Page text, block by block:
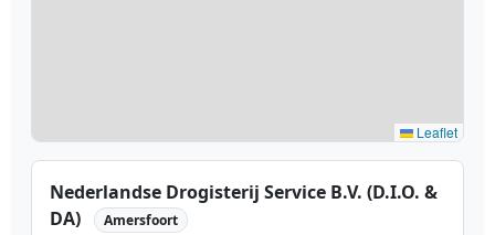
Leaflet
Nederlandse Drogisterij Service B.V. (D.I.O. &
DA)
Amersfoort